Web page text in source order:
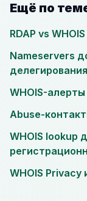
Ещё по
RDAP vs
Nameservers
делегирования
WHOIS-
Abuse-
WHOIS lookup
WHOIS